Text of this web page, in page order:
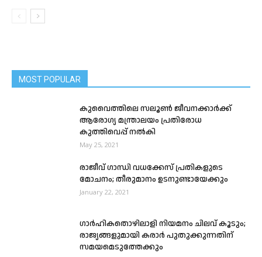
MOST POPULAR
കുവൈത്തിലെ സലൂൺ ജീവനക്കാർക്ക്
ആരോഗ്യ മന്ത്രാലയം പ്രതിരോധ
കുത്തിവെപ്പ് നൽകി
May 25, 2021
രാജീവ് ഗാന്ധി വധക്കേസ് പ്രതികളുടെ
മോചനം; തീരുമാനം ഉടനുണ്ടായേക്കും
January 22, 2021
ഗാർഹികതൊഴിലാളി നിയമനം ചിലവ് കൂടും;
രാജ്യങ്ങളുമായി കരാർ പുതുക്കുന്നതിന്
സമയമെടുത്തേക്കും